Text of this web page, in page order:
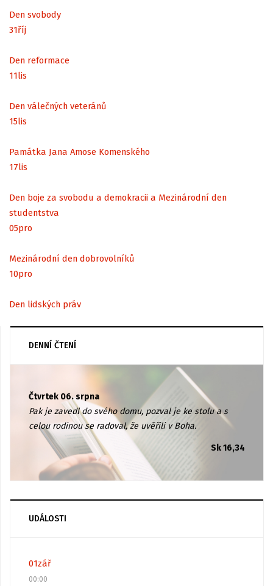
Den svobody
31říj
Den reformace
11lis
Den válečných veteránů
15lis
Památka Jana Amose Komenského
17lis
Den boje za svobodu a demokracii a Mezinárodní den
studentstva
05pro
Mezinárodní den dobrovolníků
10pro
Den lidských práv
DENNÍ ČTENÍ
Čtvrtek 06. srpna
Pak je zavedl do svého domu, pozval je ke stolu a s
celou rodinou se radoval, že uvěřili v Boha.
Sk 16,34
UDÁLOSTI
01zář
00:00